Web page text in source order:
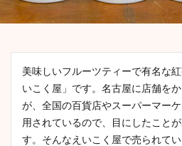
美味しいフルーツティーで有名な
いこく屋」です。名古屋に店舗を
が、全国の百貨店やスーパーマー
用されているので、目にしたこと
す。そんなえいこく屋で売られて